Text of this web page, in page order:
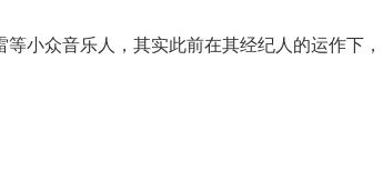
小众音乐人，其实此前在其经纪人的运作下，